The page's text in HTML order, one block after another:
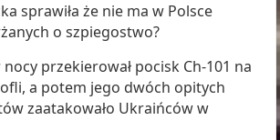
sprawiła że nie ma w Polsce
o szpiegostwo?
przekierował pocisk Ch-101 na
a potem jego dwóch opitych
zaatakowało Ukraińców w